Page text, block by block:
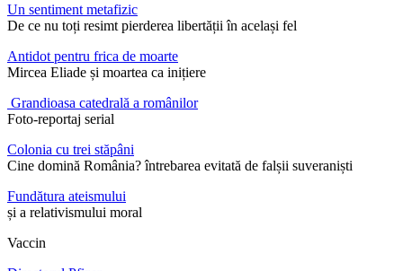
Un sentiment metafizic
De ce nu toți resimt pierderea libertății în același fel
Antidot pentru frica de moarte
Mircea Eliade și moartea ca inițiere
Grandioasa catedrală a românilor
Foto-reportaj serial
Colonia cu trei stăpâni
Cine domină România? întrebarea evitată de falșii suveraniști
Fundătura ateismului
și a relativismului moral
Vaccin